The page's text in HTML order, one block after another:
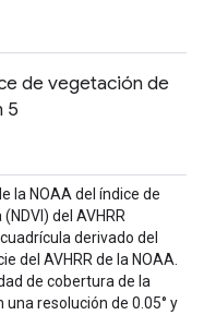
de vegetación de
5
la NOAA del índice de
del AVHRR
derivado del
del AVHRR de la NOAA.
de cobertura de la
resolución de 0.05° y